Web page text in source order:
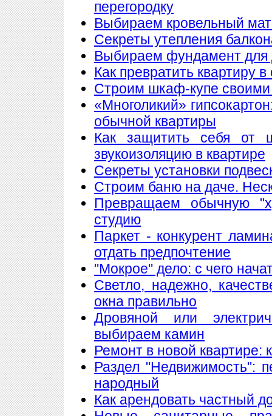
перегородку
Выбираем кровельный
Секреты утепления
Выбираем фундамент для
Как превратить квартиру
Строим шкаф-купе
«Многоликий»
обычной квартиры
Как защитить себя от
звукоизоляцию в квартире
Секреты установки
Строим баню на даче.
Превращаем обычную
студию
Паркет - конкурент
отдать предпочтение
"Мокрое" дело: с чего
Светло, надежно,
окна правильно
Дровяной или
выбираем камин
Ремонт в новой квартире:
Раздел "Недвижимость":
народный
Как арендовать частный